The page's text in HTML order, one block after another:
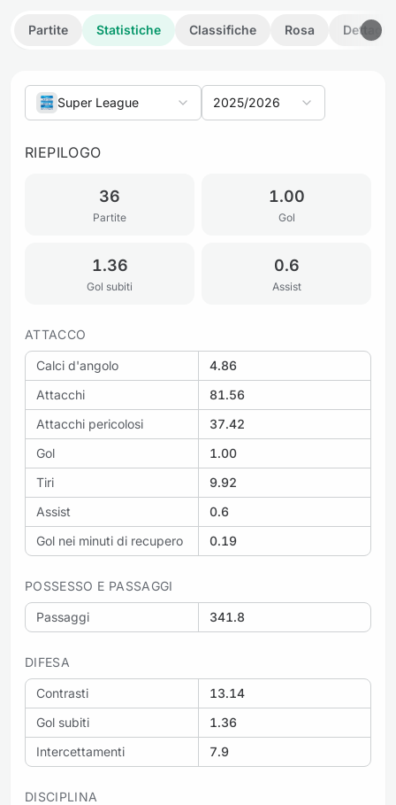
Partite Statistiche Classifiche Rosa Dettagli
Super League 2025/2026
RIEPILOGO
36
Partite
1.00
Gol
1.36
Gol subiti
0.6
Assist
ATTACCO
Calci d'angolo
4.86
Attacchi
81.56
Attacchi pericolosi
37.42
Gol
1.00
Tiri
9.92
Assist
0.6
Gol nei minuti di recupero
0.19
POSSESSO E PASSAGGI
Passaggi 341.8
DIFESA
Contrasti
13.14
Gol subiti
1.36
Intercettamenti
7.9
DISCIPLINA